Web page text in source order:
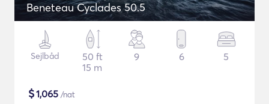
Beneteau Cyclades 50.5
Sejlbåd
50 ft
15 m
9 6 5
$1,065 /nat